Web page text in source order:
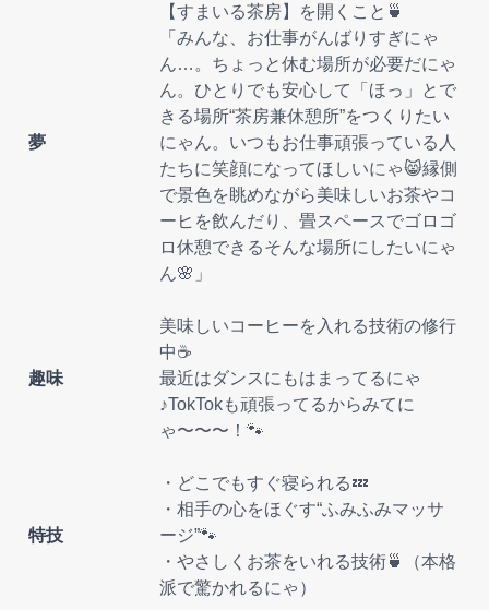
夢
【すまいる茶房】を開くこと🍵
「みんな、お仕事がんばりすぎにゃ
ん…。ちょっと休む場所が必要だにゃ
ん。ひとりでも安心して「ほっ」とで
きる場所“茶房兼休憩所”をつくりたい
にゃん。いつもお仕事頑張っている人
たちに笑顔になってほしいにゃ😸縁側
で景色を眺めながら美味しいお茶やコ
ーヒを飲んだり、畳スペースでゴロゴ
ロ休憩できるそんな場所にしたいにゃ
ん🌸」
趣味
美味しいコーヒーを入れる技術の修行
中☕
最近はダンスにもはまってるにゃ
♪TokTokも頑張ってるからみてに
ゃ〜〜〜！🐾
特技
・どこでもすぐ寝られる💤
・相手の心をほぐす“ふみふみマッサ
ージ”🐾
・やさしくお茶をいれる技術🍵（本格
派で驚かれるにゃ）